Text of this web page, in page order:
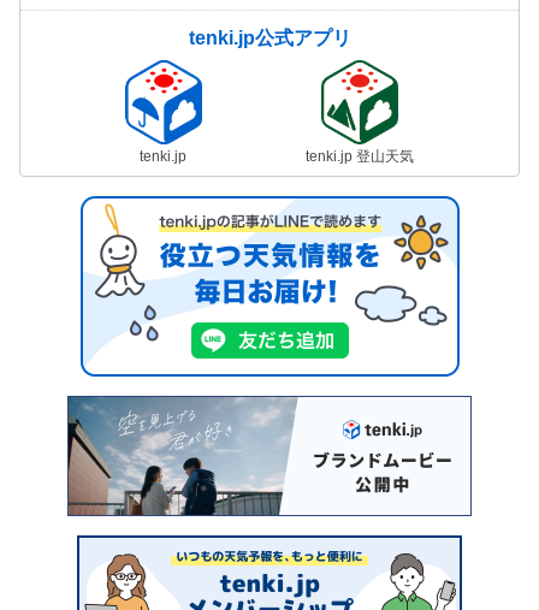
tenki.jp公式アプリ
tenki.jp tenki.jp 登山天気